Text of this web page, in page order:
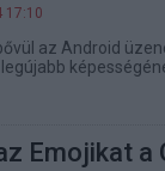
17:10
az Android
Emojikat a